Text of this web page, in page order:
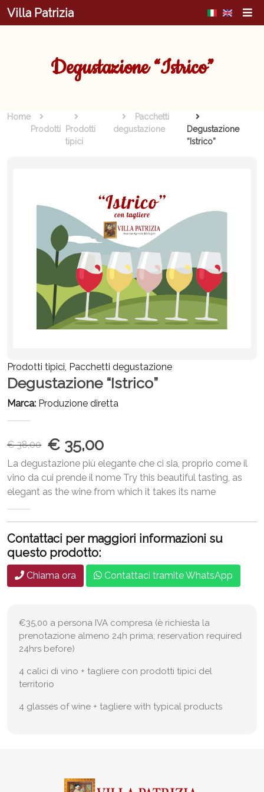
Salta al contenuto principale
Villa Patrizia
Degustazione “Istrico”
Home
Prodotti
Prodotti
tipici
Pacchetti
degustazione
Degustazione
“Istrico”
Prodotti tipici, Pacchetti degustazione
Degustazione “Istrico”
Marca: Produzione diretta
€ 38,00 € 35,00
La degustazione più elegante che ci sia, proprio come il
vino da cui prende il nome Try this beautiful tasting, as
elegant as the wine from which it takes its name
Contattaci per maggiori informazioni su
questo prodotto:
Chiama ora Contattaci tramite WhatsApp
€35,00 a persona IVA compresa (è richiesta la
prenotazione almeno 24h prima; reservation required
24hrs before)
4 calici di vino + tagliere con prodotti tipici del
territorio
4 glasses of wine + tagliere with typical products